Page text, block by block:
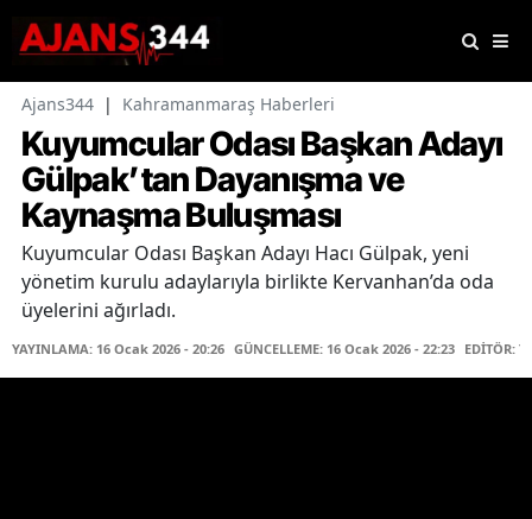
Ajans344 | Kahramanmaraş Haberleri
Kuyumcular Odası Başkan Adayı
Gülpak’tan Dayanışma ve
Kaynaşma Buluşması
Kuyumcular Odası Başkan Adayı Hacı Gülpak, yeni
yönetim kurulu adaylarıyla birlikte Kervanhan’da oda
üyelerini ağırladı.
YAYINLAMA: 16 Ocak 2026 - 20:26 GÜNCELLEME: 16 Ocak 2026 - 22:23 EDİTÖR: